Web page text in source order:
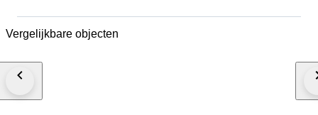
presence in Australian wildlife. The design continues the established
detailed engraving enhanced by selective gold plating, creating contrast
micro-scratches, natural toning, and slight variations in gilding
and do not affect authenticity or collectible value.
Vergelijkbare objecten